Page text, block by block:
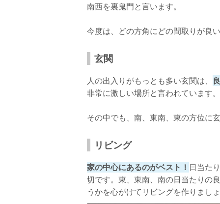
南西を裏鬼門と言います。
今度は、どの方角にどの間取りが良
玄関
人の出入りがもっとも多い玄関は、
非常に激しい場所と言われています。
その中でも、南、東南、東の方位に
リビング
家の中心にあるのがベスト！ 日当た
切です。東、東南、南の日当たりの
うかを心がけてリビングを作りまし